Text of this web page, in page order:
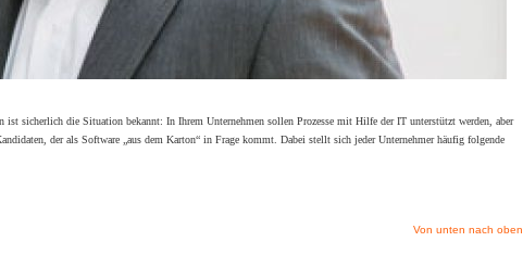
ist sicherlich die Situation bekannt: In Ihrem Unternehmen sollen Prozesse mit Hilfe der IT unterstützt werden, aber
der als Software „aus dem Karton“ in Frage kommt. Dabei stellt sich jeder Unternehmer häufig folgende
Von unten nach oben